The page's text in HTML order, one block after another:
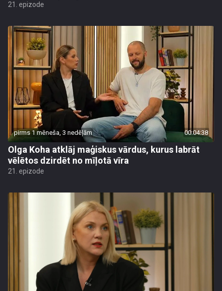
21. epizode
pirms 1 mēneša, 3 nedēļām 00:04:38
Olga Koha atklāj maģiskus vārdus, kurus labrāt
vēlētos dzirdēt no mīļotā vīra
21. epizode